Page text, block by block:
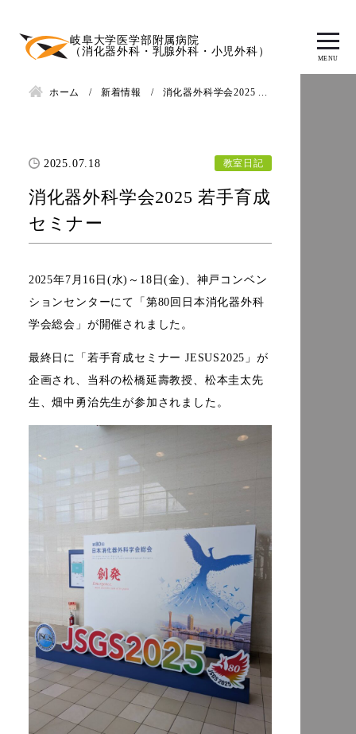
岐阜大学医学部附属病院
（消化器外科・乳腺外科・小児外科）
ホーム 新着情報 消化器外科学会2025 ...
2025.07.18 教室日記
消化器外科学会2025 若手育成
セミナー
2025年7月16日(水)～18日(金)、神戸コンベン
ションセンターにて「第80回日本消化器外科
学会総会」が開催されました。
最終日に「若手育成セミナー JESUS2025」が
企画され、当科の松橋延壽教授、松本圭太先
生、畑中勇治先生が参加されました。